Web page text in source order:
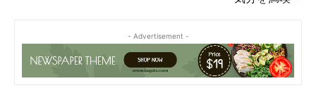
- Advertisement -